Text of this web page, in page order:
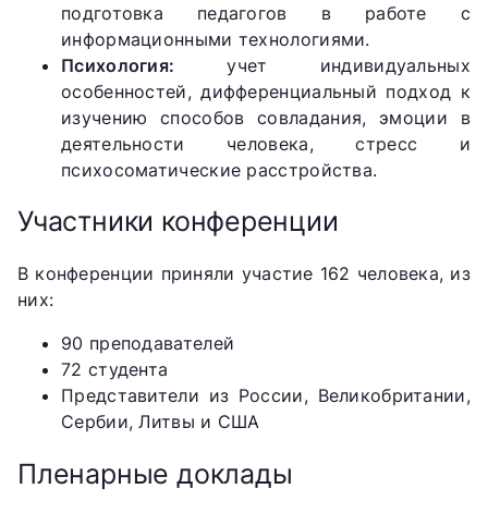
подготовка педагогов в работе с
информационными технологиями.
Психология: учет индивидуальных
особенностей, дифференциальный подход к
изучению способов совладания, эмоции в
деятельности человека, стресс и
психосоматические расстройства.
Участники конференции
В конференции приняли участие 162 человека, из
них:
90 преподавателей
72 студента
Представители из России, Великобритании,
Сербии, Литвы и США
Пленарные доклады